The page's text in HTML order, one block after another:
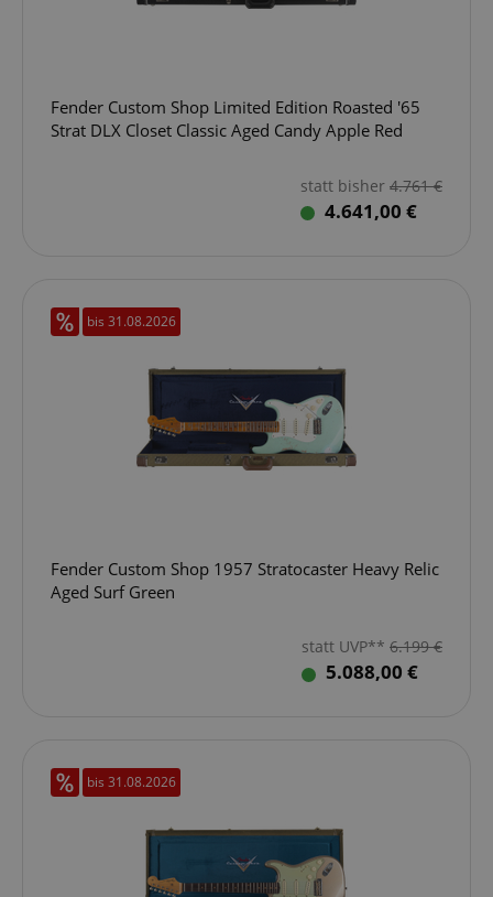
Fender Custom Shop Limited Edition Roasted '65
Strat DLX Closet Classic Aged Candy Apple Red
statt bisher 4.761€
4.641,00 €
bis 31.08.2026
Fender Custom Shop 1957 Stratocaster Heavy Relic
Aged Surf Green
statt UVP** 6.199€
5.088,00 €
bis 31.08.2026